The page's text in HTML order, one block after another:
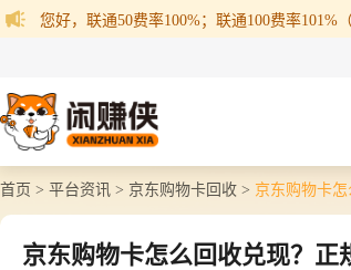
您好，联通50费率100%；联通100费率101%
首页 > 平台资讯 > 京东购物卡回收 > 京东购物卡怎
京东购物卡怎么回收兑现？正